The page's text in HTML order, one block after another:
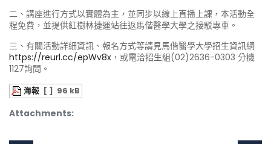
二、講座進行方式以實體為主，並同步以線上直播上課，本活動全
程免費，並提供紅樹林捷運站往返馬偕醫學大學之接駁專車。
三、有關活動詳細資訊、報名方式等請見馬偕醫學大學招生資訊網
https://reurl.cc/epWv8x ，或電洽招生組(02)2636-0303 分機
1127詢問。
Attachments:
海報 [ ] 96 kB